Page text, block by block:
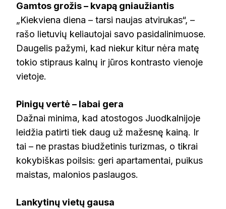
Gamtos grožis – kvapą gniaužiantis
„Kiekviena diena – tarsi naujas atvirukas“, –
rašo lietuvių keliautojai savo pasidalinimuose.
Daugelis pažymi, kad niekur kitur nėra matę
tokio stipraus kalnų ir jūros kontrasto vienoje
vietoje.
Pinigų vertė – labai gera
Dažnai minima, kad atostogos Juodkalnijoje
leidžia patirti tiek daug už mažesnę kainą. Ir
tai – ne prastas biudžetinis turizmas, o tikrai
kokybiškas poilsis: geri apartamentai, puikus
maistas, malonios paslaugos.
Lankytinų vietų gausa